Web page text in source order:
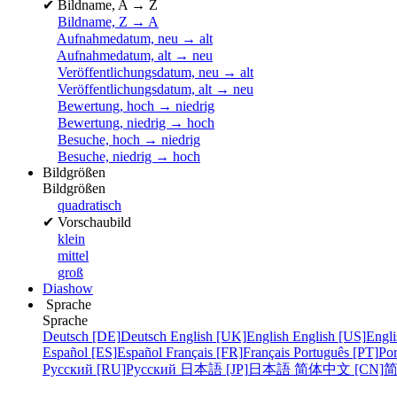
✔ Bildname, A → Z
Bildname, Z → A
Aufnahmedatum, neu → alt
Aufnahmedatum, alt → neu
Veröffentlichungsdatum, neu → alt
Veröffentlichungsdatum, alt → neu
Bewertung, hoch → niedrig
Bewertung, niedrig → hoch
Besuche, hoch → niedrig
Besuche, niedrig → hoch
Bildgrößen
Bildgrößen
quadratisch
✔ Vorschaubild
klein
mittel
groß
Diashow
Sprache
Sprache
Deutsch [DE]Deutsch English [UK]English English [US]
Español [ES]Español Français [FR]Français Português [PT]
Русский [RU]Русский 日本語 [JP]日本語 简体中文 [CN]